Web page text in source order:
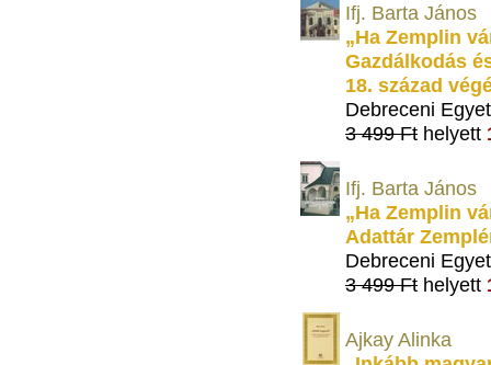
Ifj. Barta János
„Ha Zemplin
Gazdálkodás
18. század
Debreceni
3 499 Ft helyett
Ifj. Barta János
„Ha Zemplin
Adattár
Debreceni
3 499 Ft helyett
Ajkay Alinka